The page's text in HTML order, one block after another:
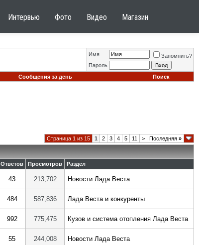
Интервью Фото Видео Магазин
Имя
Запомнить?
Пароль
Сообщения за день Поиск
Страница 1 из 15 1 2 3 4 5 11 > Последняя »
Ответов Просмотров Раздел
43 213,702 Новости Лада Веста
484 587,836 Лада Веста и конкуренты
992 775,475 Кузов и система отопления Лада Веста
55 244,008 Новости Лада Веста